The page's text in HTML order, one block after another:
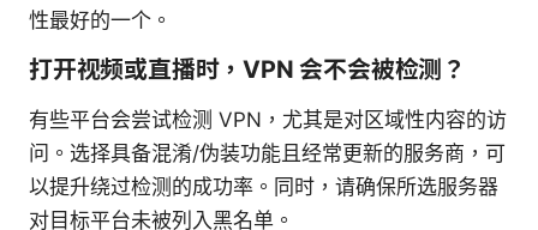
性最好的一个。
打开视频或直播时，VPN 会不会被检测？
有些平台会尝试检测 VPN，尤其是对区域性内容的访
问。选择具备混淆/伪装功能且经常更新的服务商，可
以提升绕过检测的成功率。同时，请确保所选服务器
对目标平台未被列入黑名单。